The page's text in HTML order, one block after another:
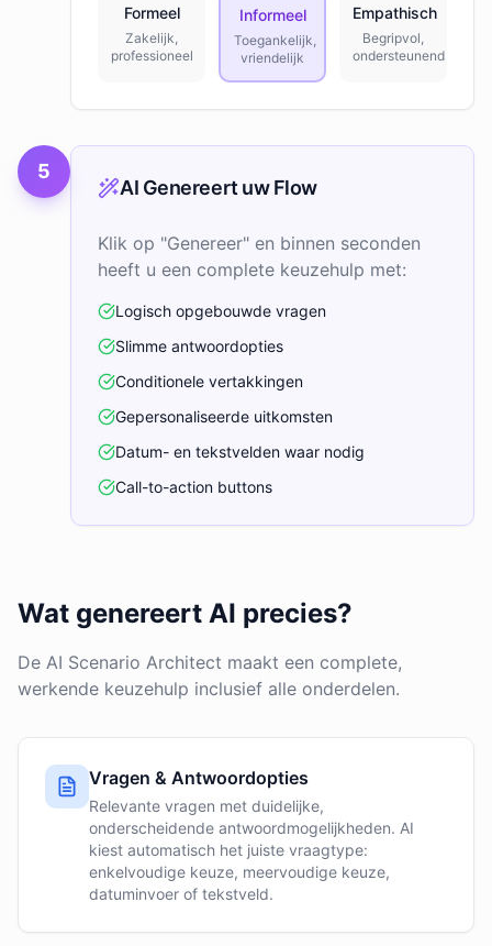
Formeel
Zakelijk,
professioneel
Informeel
Toegankelijk,
vriendelijk
Empathisch
Begripvol,
ondersteunend
5
AI Genereert uw Flow
Klik op "Genereer" en binnen seconden
heeft u een complete keuzehulp met:
Logisch opgebouwde vragen
Slimme antwoordopties
Conditionele vertakkingen
Gepersonaliseerde uitkomsten
Datum- en tekstvelden waar nodig
Call-to-action buttons
Wat genereert AI precies?
De AI Scenario Architect maakt een complete,
werkende keuzehulp inclusief alle onderdelen.
Vragen & Antwoordopties
Relevante vragen met duidelijke,
onderscheidende antwoordmogelijkheden. AI
kiest automatisch het juiste vraagtype:
enkelvoudige keuze, meervoudige keuze,
datuminvoer of tekstveld.